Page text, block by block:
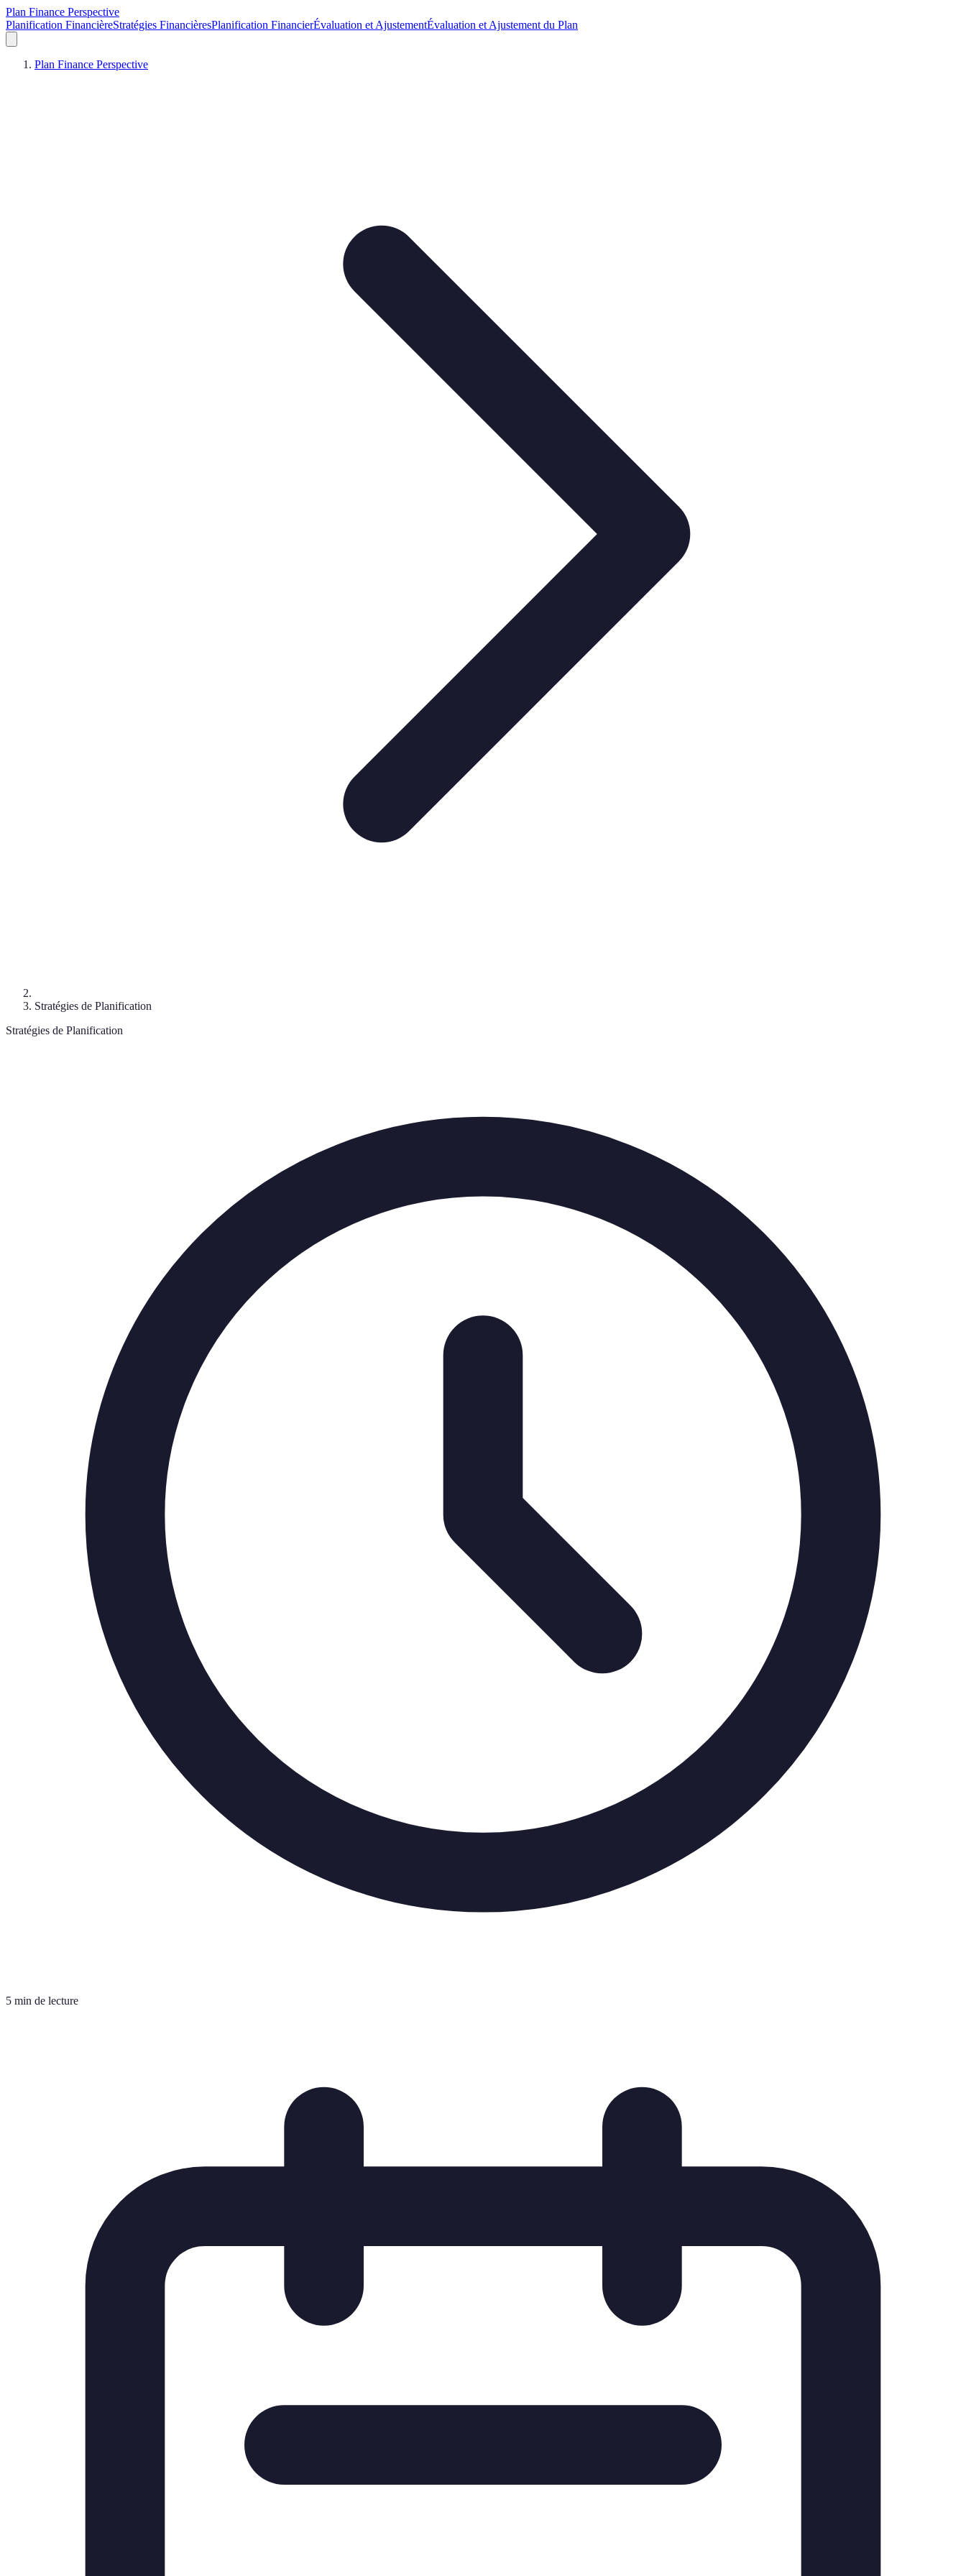
Plan Finance Perspective
Planification FinancièreStratégies FinancièresPlanification FinancierÉvaluation et AjustementÉvaluation et Ajustement du Plan
Plan Finance Perspective
Stratégies de Planification
Stratégies de Planification
5 min de lecture